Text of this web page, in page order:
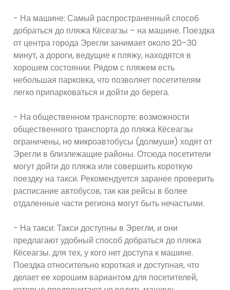
- На машине: Самый распространенный способ
добраться до пляжа Кёсеагзы – на машине. Поездка
от центра города Эрегли занимает около 20–30
минут, а дороги, ведущие к пляжу, находятся в
хорошем состоянии. Рядом с пляжем есть
небольшая парковка, что позволяет посетителям
легко припарковаться и дойти до берега.
- На общественном транспорте: возможности
общественного транспорта до пляжа Кёсеагзы
ограничены, но микроавтобусы (долмуши) ходят от
Эрегли в близлежащие районы. Отсюда посетители
могут дойти до пляжа или совершить короткую
поездку на такси. Рекомендуется заранее проверить
расписание автобусов, так как рейсы в более
отдаленные части региона могут быть нечастыми.
- На такси: Такси доступны в Эрегли, и они
предлагают удобный способ добраться до пляжа
Кёсеагзы. для тех, у кого нет доступа к машине.
Поездка относительно короткая и доступная, что
делает ее хорошим вариантом для посетителей,